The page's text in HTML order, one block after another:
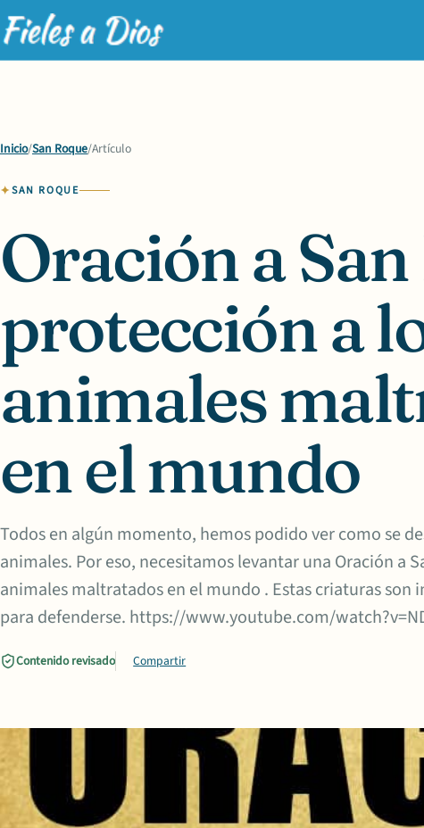
Inicio/San Roque/Artículo
SAN ROQUE
Oración a
protección a
animales
en el mundo
Todos en algún momento, hemos podido ver como se
animales. Por eso, necesitamos levantar una Oración a
animales maltratados en el mundo . Estas criaturas son
para defenderse. https://www.youtube.com/
Contenido revisado Compartir